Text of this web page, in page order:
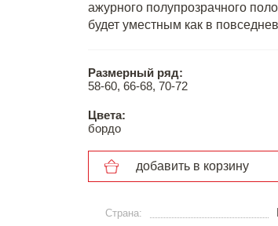
ажурного полупрозрачного
будет уместным как в
Размерный ряд:
58-60, 66-68, 70-72
Цвета:
бордо
добавить в корзину
Страна: